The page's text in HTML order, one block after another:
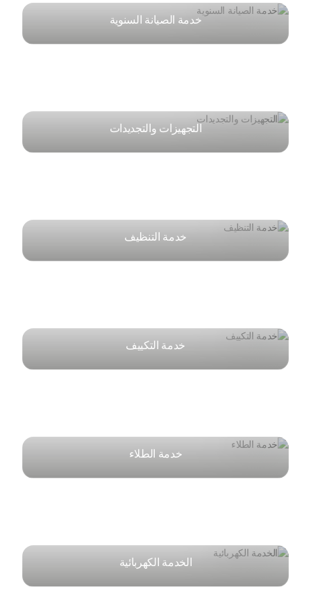
خدمة الصيانة السنوية
التجهيزات والتجديدات
خدمة التنظيف
خدمة التكييف
خدمة الطلاء
الخدمة الكهربائية